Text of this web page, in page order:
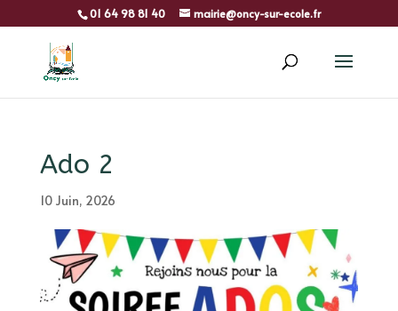
01 64 98 81 40 mairie@oncy-sur-ecole.fr
Ado 2
10 Juin, 2026